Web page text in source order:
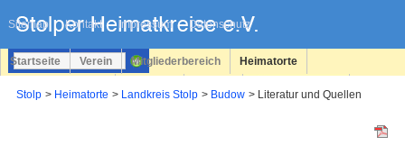
Sitemap Kontakt Impressum Datenschutz
überspringen
Startseite Verein Mitgliederbereich Heimatorte
Stolp Heimatorte Landkreis Stolp Budow Literatur und Quellen